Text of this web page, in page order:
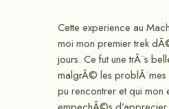
Cette experience au
moi mon premier trek
jours. Ce fut une trÃ¨s
malgrÃ© les problÃ¨mes
pu rencontrer et qui mon